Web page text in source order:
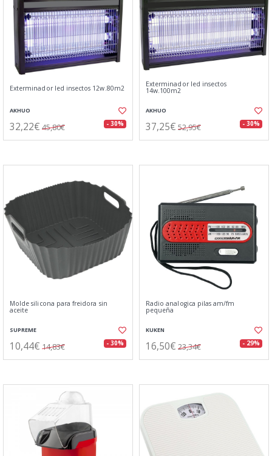
Exterminador led insectos 12w.80m2
AKHUO
32,22€ 45,80€ - 30%
Exterminador led insectos
14w.100m2
AKHUO
37,25€ 52,95€ - 30%
Molde silicona para freidora sin
aceite
SUPREME
10,44€ 14,83€ - 30%
Radio analogica pilas am/fm
pequeña
KUKEN
16,50€ 23,34€ - 29%